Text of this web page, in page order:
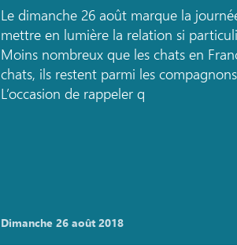
Le dimanche 26 août marque la
mettre en lumière la relation si
Moins nombreux que les chats en
chats, ils restent parmi les
L’occasion de rappeler q
dimanche 26 août 2018